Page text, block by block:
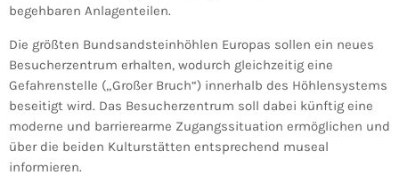
begehbaren Anlagenteilen.
Die größten Bundsandsteinhöhlen Europas sollen ein neues
Besucherzentrum erhalten, wodurch gleichzeitig eine
Gefahrenstelle („Großer Bruch“) innerhalb des Höhlensystems
beseitigt wird. Das Besucherzentrum soll dabei künftig eine
moderne und barrierearme Zugangssituation ermöglichen und
über die beiden Kulturstätten entsprechend museal
informieren.